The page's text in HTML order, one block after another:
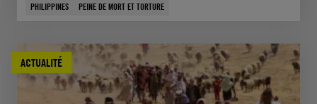
PHILIPPINES PEINE DE MORT ET TORTURE
ACTUALITÉ